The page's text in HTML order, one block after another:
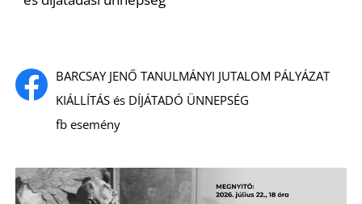
BARCSAY JENŐ TANULMÁNYI JUTALOM PÁLYÁZAT
KIÁLLÍTÁS és DÍJÁTADÓ ÜNNEPSÉG
fb esemény